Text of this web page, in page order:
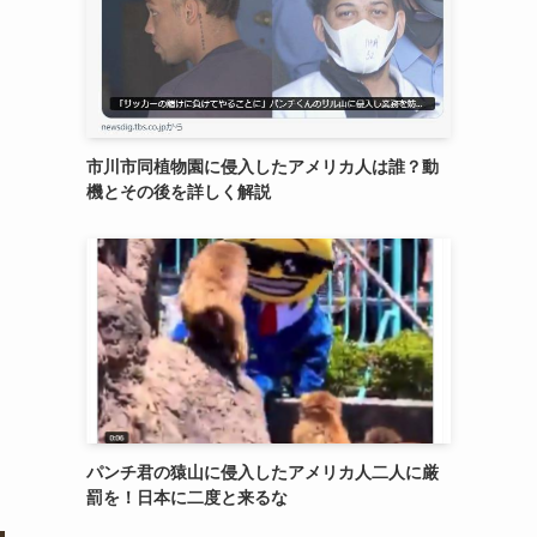
市川市同植物園に侵入したアメリカ人は誰？動
機とその後を詳しく解説
パンチ君の猿山に侵入したアメリカ人二人に厳
罰を！日本に二度と来るな